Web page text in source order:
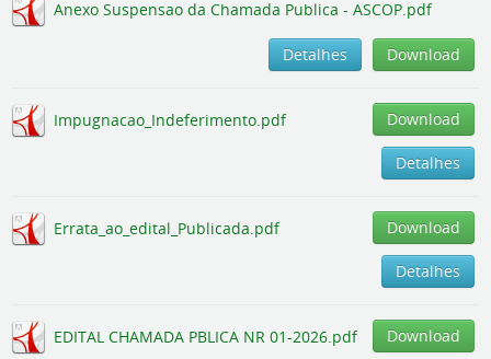
Anexo Suspensao da Chamada Publica - ASCOP.pdf
Download
Detalhes
Impugnacao_Indeferimento.pdf Download
Detalhes
Errata_ao_edital_Publicada.pdf Download
Detalhes
EDITAL CHAMADA PBLICA NR 01-2026.pdf Download